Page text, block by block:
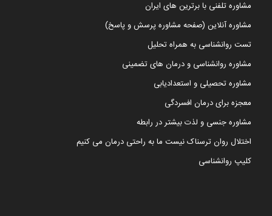
مشاوره تلفنی با برترین های ایران
مشاوره آنلاین (صفحه مشاوره پرسش و پاسخ)
تست روانشناسی به همراه تحلیل
مشاوره روانشناسی و درمان های تضمینی
مشاوره تحصیلی و استعدادیابی
معجزه برای درمان افسردگی
مشاوره جنسی و لذت بیشتر در رابطه
اختلال روان ترسناک نیست ما به راحتی درمان می کنیم
کلیپ روانشناسی